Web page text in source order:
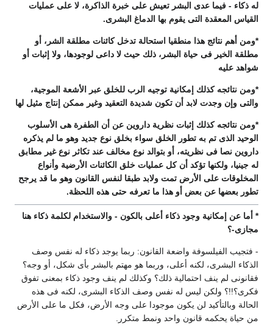
له ذكاء - فيما عدى البشر تعيش على خبرة الذاكرة، لا على عمليات
القياس المعقدة التى يقوم بها الدماغ البشرى.
*ومن أهم نتائج هذا منطقيا استحالة تدخل كائنات مطلقة الشر، أو
مطلقة الخير فى حياة البشر، ذلك حيث لا داعى لوجودها، ولا إثبات أو
شواهد عليه
*ومن نتائجه كذلك إمكانية توجيه الرب للخلق عبر الأشعة الموجية،
والتى وإن وجدت لابد أن تكون شديدة التعقيد وغير ممكن إنتاج مثيل لها
*ومن نتائجه كذلك إثبات نظرية داروين عن أن الطفرة هى الأسلوب
الوحيد الذى تم به تطور الخلق سواء بخلق نوع جديد وهو ما لم يذكره
داروين نصا فى نظريته، أو بتوالد نوع مخالف عند تكاثر نوع غير مطابق
له جينيا، ولكنها تؤكد أن كل عمليات خلق الكائنات الأرضية وأنواع
المخلوقات على الأرض تمت ولابد طبقا لنفس القانون وهو ما قد يرجح
تطور بعضها عن بعض أو هذا ما تعرفه حتى هذه اللحظة.
* أما عن إمكانية وجود ذكاء أعلى بالكون - والاستخدام لكلمة ذكاء هنا
مجازى-؟
- فتجيب الفيلسوفة واضعة القانون: ربما يوجد ذكاء له نفس وصف
الذكاء البشرى، لكنه أعلى، وربما هو مهتم بالبشر بأى شكل، أو وجه؟
فقانونى لم ينف احتمالية ذلك؟ وكذلك لم ينف وجود ذكاء بمعنى تفوق
فكرى؟!!؟ ولكن ليس له نفس وصف الذكاء البشرى، لكنه فى هذه
الحالة وبالتأكيد لن يكون موجودا على وجه الأرض، فكل ما على الأرض
من حياة يحكمه قانون واحد ونمط متكرر.